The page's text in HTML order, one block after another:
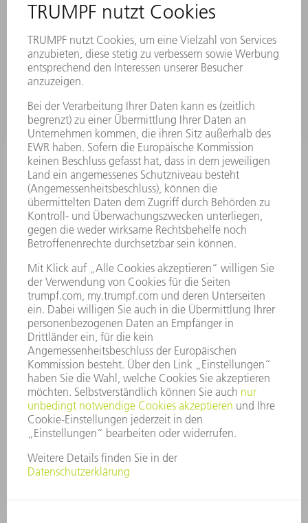
NEWSLETTER-ANMELDUNG
MYTRUMPF
SICHERHEITSDATENBLÄTTER
HÄNDLERSUCHE ELEKTROWERKZEUGE
PRODUKTE
MASCHINEN & SYSTEME
LEISTUNGSELEKTRONIK
ELEKTROWERKZEUGE
SMART FACTORY
SOFTWARE
SERVICES
ANWENDUNGEN
BRANCHEN
UNTERNEHMEN
KARRIERE
STELLENANGEBOTE
UNTERNEHMENSPROFIL
GESCHÄFTSBERICHT
UNTERNEHMENSGRUNDSÄTZE
COMPLIANCE
HINWEISGEBERSYSTEM
SECURITY
PRESSEMITTEILUNGEN
MAGAZINE
LIEFERANTEN
NACHHALTIGKEIT
UMWELT & KLIMA
SOZIALES & GESELLSCHAFT
UNTERNEHMENSFÜHRUNG